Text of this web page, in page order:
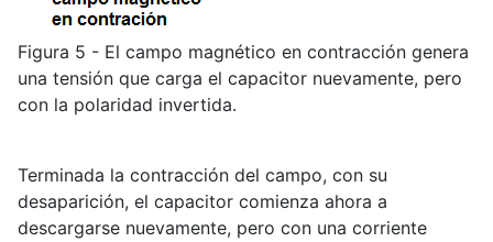
Figura 5 - El campo magnético en contracción genera
una tensión que carga el capacitor nuevamente, pero
con la polaridad invertida.
Terminada la contracción del campo, con su
desaparición, el capacitor comienza ahora a
descargarse nuevamente, pero con una corriente